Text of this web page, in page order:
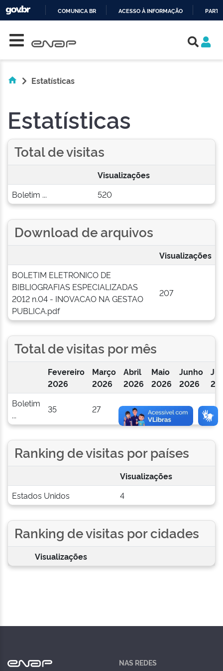
COMUNICA BR ACESSO À INFORMAÇÃO
Estatísticas
Estatísticas
Total de visitas
Visualizações
Boletim ...
520
Download de arquivos
Visualizações
BOLETIM ELETRONICO DE
BIBLIOGRAFIAS ESPECIALIZADAS
2012 n.04 - INOVACAO NA GESTAO
PUBLICA.pdf
207
Total de visitas por mês
Fevereiro
2026
Março
2026
Abril
2026
Maio
2026
Junho
2026
Boletim
...
35 27 17 23 41 14
Ranking de visitas por países
Visualizações
Estados Unidos
4
Ranking de visitas por cidades
Visualizações
NAS REDES